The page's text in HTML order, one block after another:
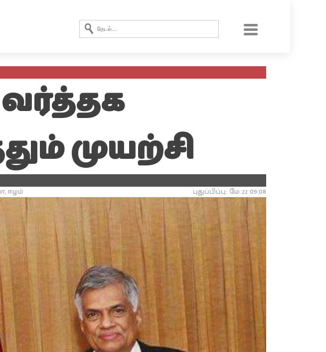
முயற்சி
ஈழம் புதுப்பிப்பு: மே 22 09:08